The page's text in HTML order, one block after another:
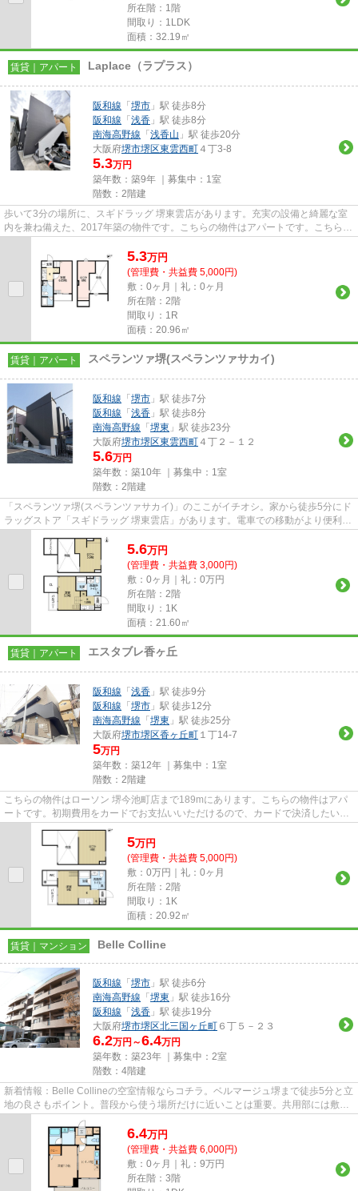
所在階：1階
間取り：1LDK
面積：32.19㎡
賃貸｜アパート Laplace（ラプラス）
阪和線 「 堺市 」駅 徒歩8分
阪和線 「 浅香 」駅 徒歩8分
南海高野線 「 浅香山 」駅 徒歩20分
大阪府堺市堺区東雲西町 ４丁3-8
5.3万円
築年数：築9年 ｜募集中： 1室
階数：2階建
歩いて3分の場所に、スギドラッグ 堺東雲店があります。充実の設備と綺麗な室
内を兼ね備えた、2017年築の物件です。こちらの物件はアパートです。こちらは
5.3万円
(管理費・共益費 5,000円)
敷：0ヶ月｜礼：0ヶ月
所在階：2階
間取り：1R
面積：20.96㎡
賃貸｜アパート スペランツァ堺(スペランツァサカイ)
阪和線 「 堺市 」駅 徒歩7分
阪和線 「 浅香 」駅 徒歩8分
南海高野線 「 堺東 」駅 徒歩23分
大阪府堺市堺区東雲西町 ４丁２－１２
5.6万円
築年数：築10年 ｜募集中： 1室
階数：2階建
「スペランツァ堺(スペランツァサカイ)」のここがイチオシ。家から徒歩5分にド
ラッグストア「スギドラッグ 堺東雲店」があります。電車での移動がより便利に
5.6万円
(管理費・共益費 3,000円)
敷：0ヶ月｜礼：0万円
所在階：2階
間取り：1K
面積：21.60㎡
賃貸｜アパート エスタブレ香ヶ丘
阪和線 「 浅香 」駅 徒歩9分
阪和線 「 堺市 」駅 徒歩12分
南海高野線 「 堺東 」駅 徒歩25分
大阪府堺市堺区香ヶ丘町 １丁14-7
5万円
築年数：築12年 ｜募集中： 1室
階数：2階建
こちらの物件はローソン 堺今池町店まで189mにあります。こちらの物件はアパ
ートです。初期費用をカードでお支払いいただけるので、カードで決済したい方
にもおすすめです。ごみ捨ての...
5万円
(管理費・共益費 5,000円)
敷：0万円｜礼：0ヶ月
所在階：2階
間取り：1K
面積：20.92㎡
賃貸｜マンション Belle Colline
阪和線 「 堺市 」駅 徒歩6分
南海高野線 「 堺東 」駅 徒歩16分
阪和線 「 浅香 」駅 徒歩19分
大阪府堺市堺区北三国ヶ丘町 ６丁５－２３
6.2万円～6.4万円
築年数：築23年 ｜募集中： 2室
階数：4階建
新着情報：Belle Collineの空室情報ならコチラ。ベルマージュ堺まで徒歩5分と立
地の良さもポイント。普段から使う場所だけに近いことは重要。共用部には敷地
内ごみ置き場・エレベータ...
6.4万円
(管理費・共益費 6,000円)
敷：0ヶ月｜礼：9万円
所在階：3階